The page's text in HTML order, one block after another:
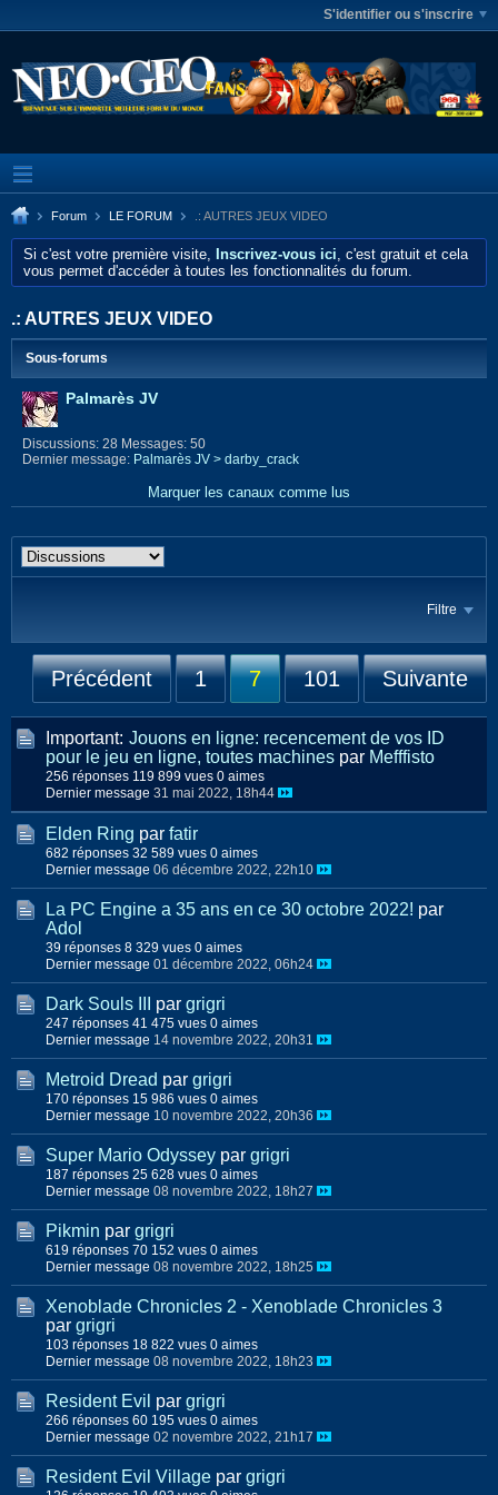
S'identifier ou s'inscrire
Forum LE FORUM .: AUTRES JEUX VIDEO
Si c'est votre première visite, Inscrivez-vous ici, c'est gratuit et cela
vous permet d'accéder à toutes les fonctionnalités du forum.
.: AUTRES JEUX VIDEO
Sous-forums
Palmarès JV
Discussions: 28 Messages: 50
Dernier message: Palmarès JV > darby_crack
Marquer les canaux comme lus
Filtre
Précédent 1 7 101 Suivante
Important: Jouons en ligne: recencement de vos ID
pour le jeu en ligne, toutes machines par Mefffisto
256 réponses 119 899 vues 0 aimes
Dernier message 31 mai 2022, 18h44
Elden Ring par fatir
682 réponses 32 589 vues 0 aimes
Dernier message 06 décembre 2022, 22h10
La PC Engine a 35 ans en ce 30 octobre 2022! par
Adol
39 réponses 8 329 vues 0 aimes
Dernier message 01 décembre 2022, 06h24
Dark Souls III par grigri
247 réponses 41 475 vues 0 aimes
Dernier message 14 novembre 2022, 20h31
Metroid Dread par grigri
170 réponses 15 986 vues 0 aimes
Dernier message 10 novembre 2022, 20h36
Super Mario Odyssey par grigri
187 réponses 25 628 vues 0 aimes
Dernier message 08 novembre 2022, 18h27
Pikmin par grigri
619 réponses 70 152 vues 0 aimes
Dernier message 08 novembre 2022, 18h25
Xenoblade Chronicles 2 - Xenoblade Chronicles 3
par grigri
103 réponses 18 822 vues 0 aimes
Dernier message 08 novembre 2022, 18h23
Resident Evil par grigri
266 réponses 60 195 vues 0 aimes
Dernier message 02 novembre 2022, 21h17
Resident Evil Village par grigri